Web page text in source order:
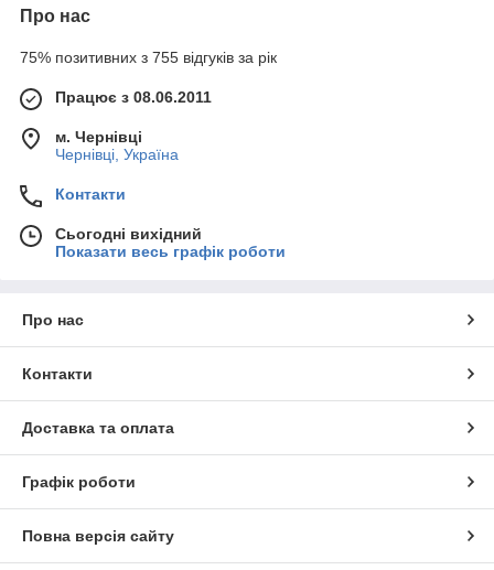
Про нас
75% позитивних з 755 відгуків за рік
Працює з 08.06.2011
м. Чернівці
Чернівці, Україна
Контакти
Сьогодні вихідний
Показати весь графік роботи
Про нас
Контакти
Доставка та оплата
Графік роботи
Повна версія сайту